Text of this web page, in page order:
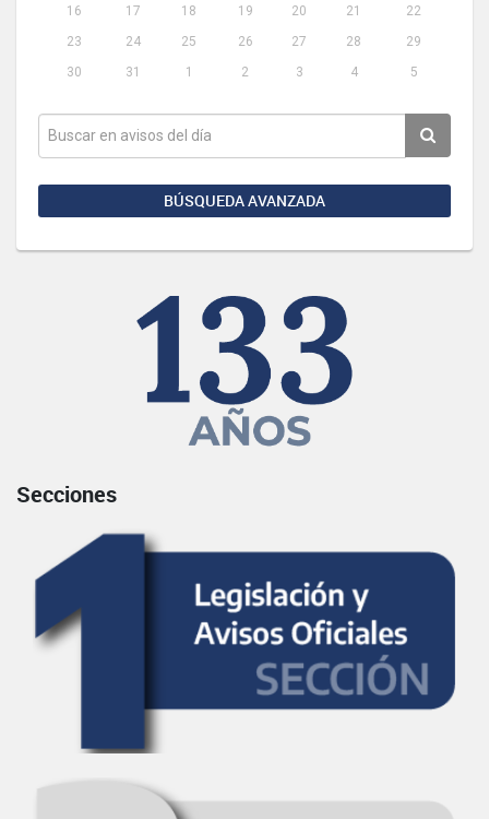
16
17 18 19 20 21
22
23
24 25 26 27 28
29
30
31 1 2 3 4 5
BÚSQUEDA AVANZADA
Secciones